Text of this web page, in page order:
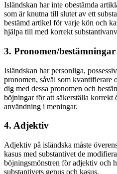
Isländskan har inte obestämda
som är knutna till slutet av ett
bestämd artikel för varje kön och
hjälpa till med korrekt
3. Pronomen/bestämningar
Isländskan har personliga,
pronomen, såväl som kvantifierare
dig med dessa pronomen och
böjningar för att säkerställa korrekt
användning i meningar.
4. Adjektiv
Adjektiv på isländska måste
kasus med substantivet de
böjningsmönstren för adjektiv och
substantivets genus och kasus.